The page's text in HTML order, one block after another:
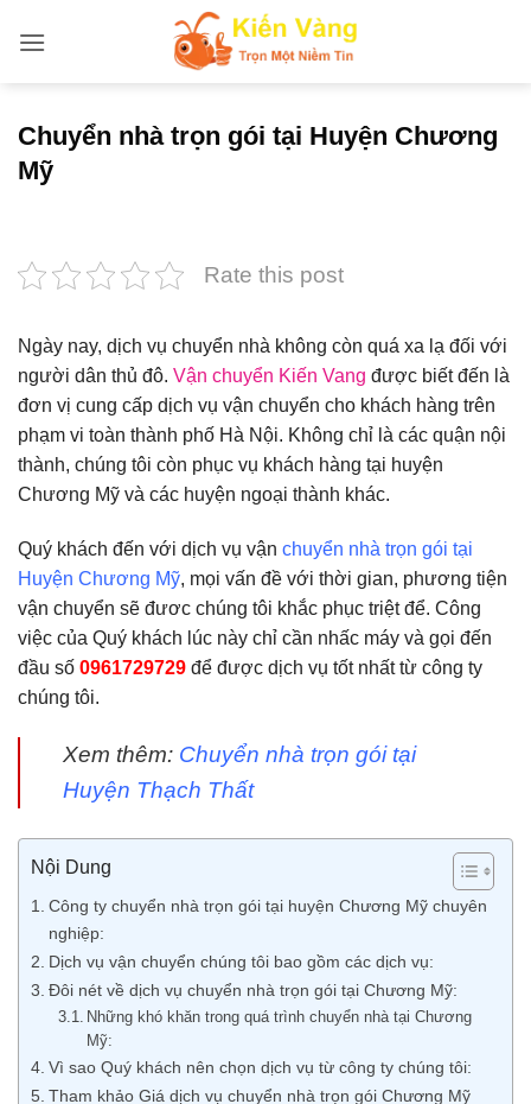
qua
Chuyển nhà trọn gói tại Huyện Chương
Mỹ
Rate this post
Ngày nay, dịch vụ chuyển nhà không còn quá xa lạ đối với
người dân thủ đô. Vận chuyển Kiến Vang được biết đến là
đơn vị cung cấp dịch vụ vận chuyển cho khách hàng trên
phạm vi toàn thành phố Hà Nội. Không chỉ là các quận nội
thành, chúng tôi còn phục vụ khách hàng tại huyện
Chương Mỹ và các huyện ngoại thành khác.
Quý khách đến với dịch vụ vận chuyển nhà trọn gói tại
Huyện Chương Mỹ, mọi vấn đề với thời gian, phương tiện
vận chuyển sẽ đươc chúng tôi khắc phục triệt để. Công
việc của Quý khách lúc này chỉ cần nhấc máy và gọi đến
đầu số 0961729729 để được dịch vụ tốt nhất từ công ty
chúng tôi.
Xem thêm: Chuyển nhà trọn gói tại
Huyện Thạch Thất
Nội Dung
Công ty chuyển nhà trọn gói tại huyện Chương Mỹ chuyên
nghiệp:
Dịch vụ vận chuyển chúng tôi bao gồm các dịch vụ:
Đôi nét về dịch vụ chuyển nhà trọn gói tại Chương Mỹ:
Những khó khăn trong quá trình chuyển nhà tại Chương
Mỹ:
Vì sao Quý khách nên chọn dịch vụ từ công ty chúng tôi:
Tham khảo Giá dịch vụ chuyển nhà trọn gói Chương Mỹ